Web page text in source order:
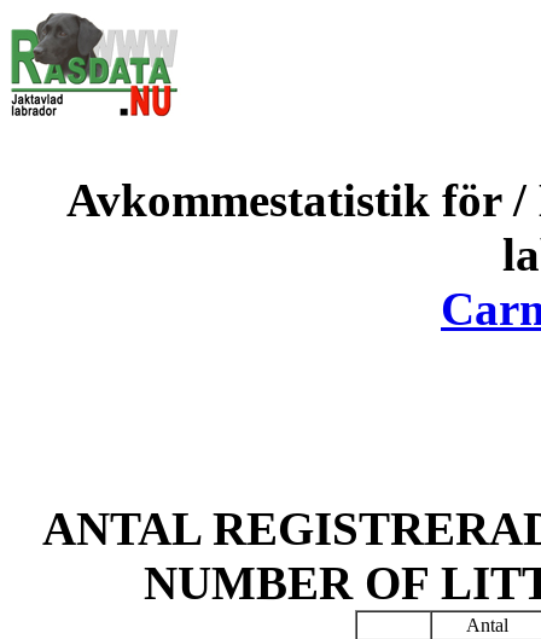
Avkommestatistik för
ANTAL
NUMBER OF
Antal